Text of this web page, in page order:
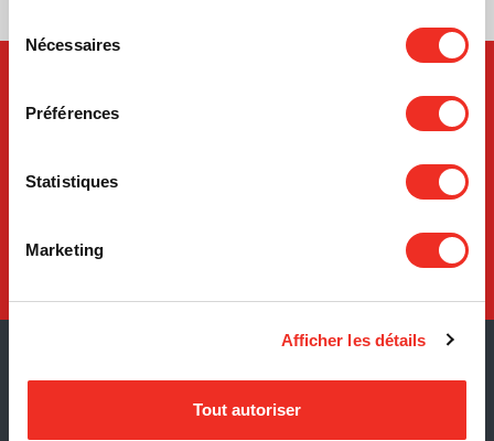
Nécessaires
Préférences
Statistiques
Marketing
Afficher les détails
Tout autoriser
INFOLETTRE